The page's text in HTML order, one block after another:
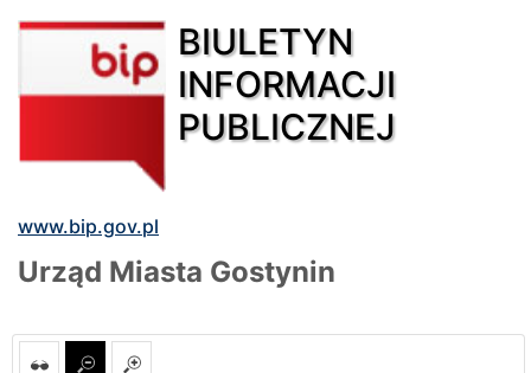
BIULETYN
INFORMACJI
PUBLICZNEJ
www.bip.gov.pl
Urząd Miasta Gostynin